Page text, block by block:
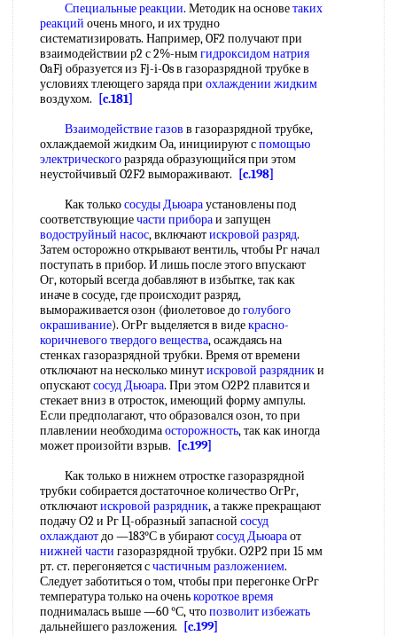
Специальные реакции. Методик на основетаких
реакций очень много, и их трудно
систематизировать. Например, OF2 получают при
взаимодействии р2 с 2%-нымгидроксидом натрия
OaFj образуется из Fj-i-Os в газоразрядной трубке в
условиях тлеющего заряда при охлаждении жидким
воздухом.
[c.181]
Взаимодействие газов в газоразрядной трубке,
охлаждаемой жидким Оа, инициируют спомощью
электрическогоразряда образующийся при этом
неустойчивый O2F2 вымораживают.
[c.198]
Как толькососуды Дьюараустановлены под
соответствующиечасти прибораи запущен
водоструйный насос, включаютискровой разряд.
Затем осторожно открывают вентиль, чтобы Рг начал
поступать в прибор. И лишь после этого впускают
Ог, который всегда добавляют в избытке, так как
иначе в сосуде, где происходит разряд,
вымораживается озон (фиолетовое доголубого
окрашивание). ОгРг выделяется в видекрасно-
коричневоготвердого вещества, осаждаясь на
стенках газоразрядной трубки. Время от времени
отключают на несколько минутискровой разрядники
опускаютсосуд Дьюара. При этом О2Р2 плавится и
стекает вниз в отросток, имеющий форму ампулы.
Если предполагают, что образовался озон, то при
плавлении необходимаосторожность, так как иногда
может произойти взрыв.
[c.199]
Как только в нижнем отростке газоразрядной
трубки собирается достаточное количество ОгРг,
отключаютискровой разрядник, а также прекращают
подачу О2 и Рг Ц-образный запасной сосуд
охлаждаютдо —183°С в убираютсосуд Дьюараот
нижней части газоразрядной трубки. О2Р2 при 15 мм
рт. ст. перегоняется счастичным разложением.
Следует заботиться о том, чтобы при перегонке ОгРг
температура только на оченькороткое время
поднималась выше —60 °С, чтопозволит избежать
дальнейшего разложения.
[c.199]